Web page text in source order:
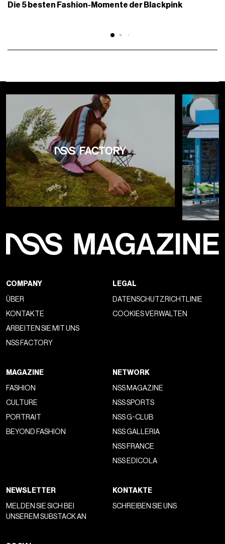
Die 5 besten Fashion-Momente der Blackpink
COMPANY
ÜBER
KONTAKTE
ARBEITEN SIE MIT UNS
NSS FACTORY
LEGAL
DATENSCHUTZRICHTLINIE
COOKIES VERWALTEN
MAGAZINE
FASHION
CULTURE
PORTRAIT
BEYOND FASHION
NETWORK
NSS MAGAZINE
NSS SPORTS
NSS G-CLUB
NSS GALLERIA
NSS FRANCE
NSS EDICOLA
NEWSLETTER
MELDEN SIE SICH BEI
UNSEREM SUBSTACK AN
KONTAKTE
SCHREIBEN SIE UNS